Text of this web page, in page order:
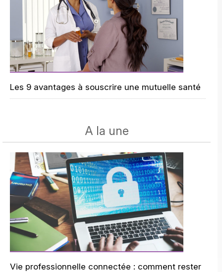
Les 9 avantages à souscrire une mutuelle santé
A la une
Vie professionnelle connectée : comment rester